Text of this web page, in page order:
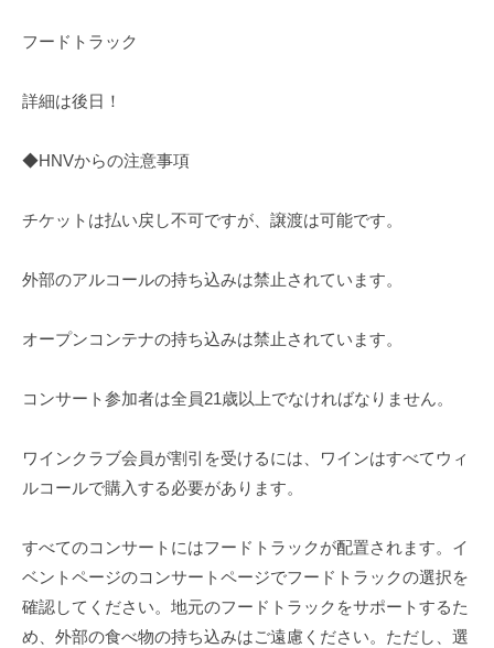
フードトラック
詳細は後日！
◆HNVからの注意事項
チケットは払い戻し不可ですが、譲渡は可能です。
外部のアルコールの持ち込みは禁止されています。
オープンコンテナの持ち込みは禁止されています。
コンサート参加者は全員21歳以上でなければなりません。
ワインクラブ会員が割引を受けるには、ワインはすべてウィ
ルコールで購入する必要があります。
すべてのコンサートにはフードトラックが配置されます。イ
ベントページのコンサートページでフードトラックの選択を
確認してください。地元のフードトラックをサポートするた
め、外部の食べ物の持ち込みはご遠慮ください。ただし、選